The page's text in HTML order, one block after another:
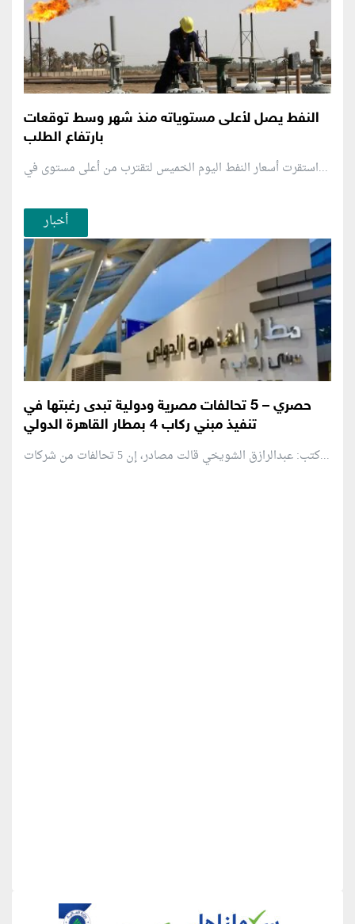
النفط يصل لأعلى مستوياته منذ شهر وسط توقعات
بارتفاع الطلب
استقرت أسعار النفط اليوم الخميس لتقترب من أعلى مستوى في...
أخبار
حصري – 5 تحالفات مصرية ودولية تبدى رغبتها في
تنفيذ مبني ركاب 4 بمطار القاهرة الدولي
كتب: عبدالرازق الشويخي قالت مصادر، إن 5 تحالفات من شركات...